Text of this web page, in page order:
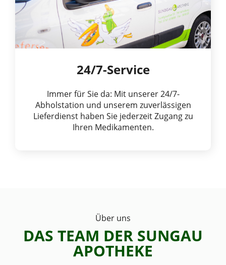
24/7-Service
Immer für Sie da: Mit unserer 24/7-
Abholstation und unserem zuverlässigen
Lieferdienst haben Sie jederzeit Zugang zu
Ihren Medikamenten.
Über uns
DAS TEAM DER SUNGAU
APOTHEKE